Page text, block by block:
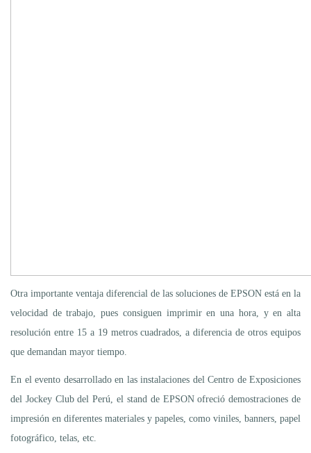
Otra importante ventaja diferencial de las soluciones de EPSON está en la
velocidad de trabajo, pues consiguen imprimir en una hora, y en alta
resolución entre 15 a 19 metros cuadrados, a diferencia de otros equipos
que demandan mayor tiempo.
En el evento desarrollado en las instalaciones del Centro de Exposiciones
del Jockey Club del Perú, el stand de EPSON ofreció demostraciones de
impresión en diferentes materiales y papeles, como viniles, banners, papel
fotográfico, telas, etc.